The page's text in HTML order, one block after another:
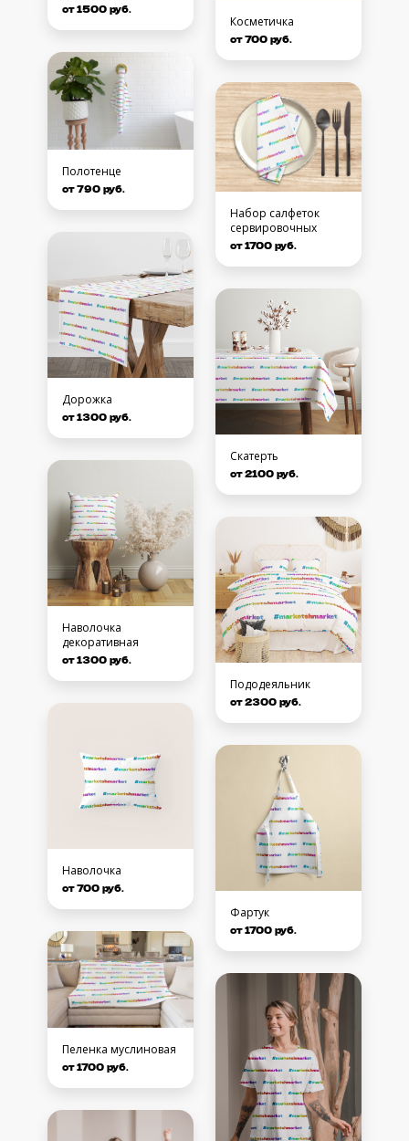
от 1500 руб.
Полотенце
от 790 руб.
Дорожка
от 1300 руб.
Наволочка
декоративная
от 1300 руб.
Наволочка
от 700 руб.
Пеленка муслиновая
от 1700 руб.
Косметичка
от 700 руб.
Набор салфеток
сервировочных
от 1700 руб.
Скатерть
от 2100 руб.
Пододеяльник
от 2300 руб.
Фартук
от 1700 руб.